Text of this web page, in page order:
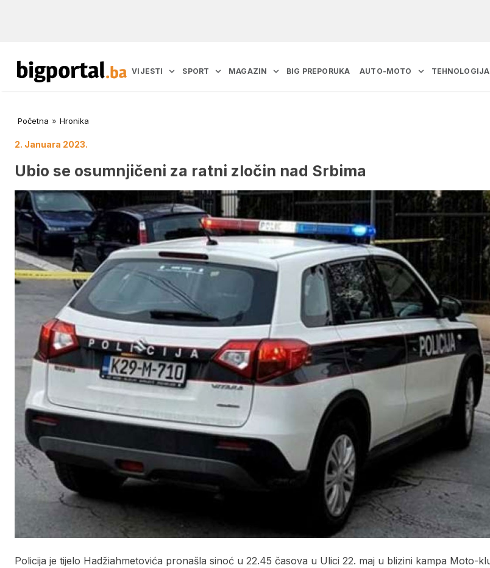
VIJESTI SPORT MAGAZIN BIG PREPORUKA AUTO-MOTO TEHNOLOGIJA
Početna » Hronika
2. Januara 2023.
Ubio se osumnjičeni za ratni zločin nad Srbima
Policija je tijelo Hadžiahmetovića pronašla sinoć u 22.45 časova u Ulici 22. maj u blizini kampa Moto-